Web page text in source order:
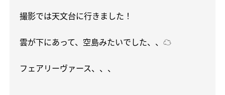
撮影では天文台に行きました！
雲が下にあって、空島みたいでした、、 ☁️
フェアリーヴァース、、、